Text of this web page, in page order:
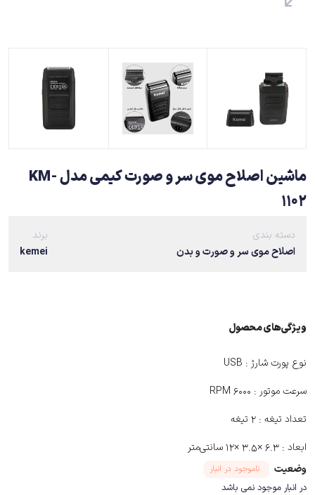
ماشین اصلاح موی سر و صورت کیمی مدل KM-
1102
دسته بندی
اصلاح موی سر و صورت و بدن
برند
kemei
ویژگی‌های ﻣﺤﺼﻮل
نوع پورت شارژ : USB
سرعت موتور : ۶۰۰۰ RPM
تعداد تیغه : ۲ تیغه
ابعاد : ۶.۳ ×۳.۵ ×۱۲ سانتی‌متر
وضعیت
ناموجود در انبار
در انبار موجود نمی باشد